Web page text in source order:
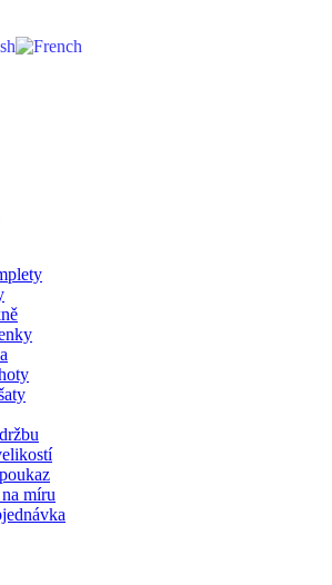
míru